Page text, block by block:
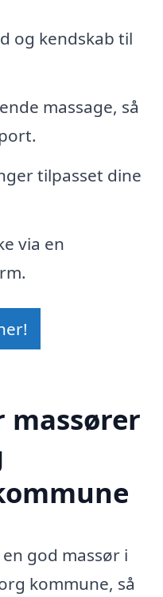
og kendskab til
massage, så
tilpasset dine
via en
massører
god massør i
kommune, så